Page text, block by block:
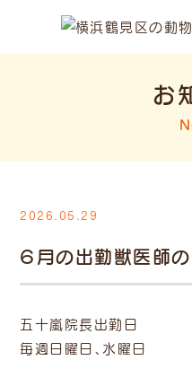
お
2026.05.29
６月の出勤獣医師
五十嵐院長出勤日
毎週日曜日、水曜日